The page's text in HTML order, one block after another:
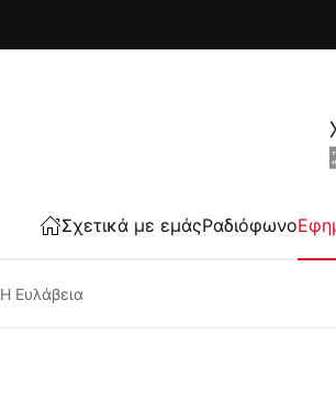
Σχετικά με εμάςΡαδιόφωνο
Η Ευλάβεια